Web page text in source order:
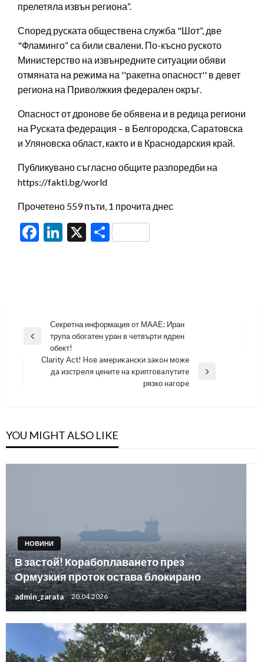
прелетяла извън региона“.
Според руската обществена служба "Шот“, две
"Фламинго“ са били свалени. По-късно руското
Министерство на извънредните ситуации обяви
отмяната на режима на ''ракетна опасност'' в девет
региона на Приволжкия федерален окръг.
Опасност от дронове бе обявена и в редица региони
на Руската федерация – в Белгородска, Саратовска
и Уляновска област, както и в Краснодарския край.
Публикувано съгласно общите разпоредби на
https://fakti.bg/world
Прочетено 559 пъти, 1 прочита днес
Facebook
LinkedIn
X Share
Навигация
Previous
Секретна информация от МААЕ: Иран
трупа обогатен уран в четвърти ядрен
обект!
Next
Сlаrіtу Асt! Hoв aмepиĸaнcĸи зaĸoн мoжe
дa изcтpeля цeнитe нa ĸpиптoвaлyтитe
рязко нaгope
YOU MIGHT ALSO LIKE
НОВИНИ
В застой! Корабоплаването през
Ормузкия проток остава блокирано
admin_zarata 20.04.2026